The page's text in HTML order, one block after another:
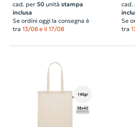
lunghi da 280gr
49x9x37cm
cad. per 50unità stampa
inclusa
Se ordini oggi la consegna è
tra 13/08 e il 17/08
cad.
Se
tra